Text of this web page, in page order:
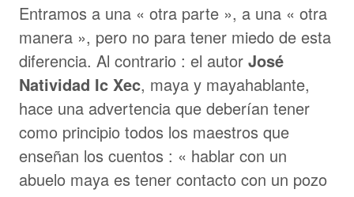
Entramos a una « otra parte », a una « otra
manera », pero no para tener miedo de esta
diferencia. Al contrario : el autor José
Natividad Ic Xec, maya y mayahablante,
hace una advertencia que deberían tener
como principio todos los maestros que
enseñan los cuentos : « hablar con un
abuelo maya es tener contacto con un pozo